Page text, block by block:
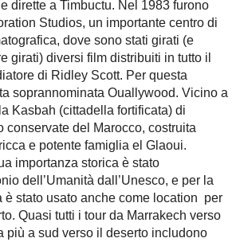
dirette a Timbuctu. Nel 1983 furono
Studios, un importante centro di
dove sono stati girati (e
girati) diversi film distribuiti in tutto il
di Ridley Scott. Per questa
soprannominata Ouallywood. Vicino a
Kasbah (cittadella fortificata) di
conservate del Marocco, costruita
e potente famiglia el Glaoui.
importanza storica è stato
dell’Umanità dall’Unesco, e per la
è stato usato anche come location per
Quasi tutti i tour da Marrakech verso
più a sud verso il deserto includono